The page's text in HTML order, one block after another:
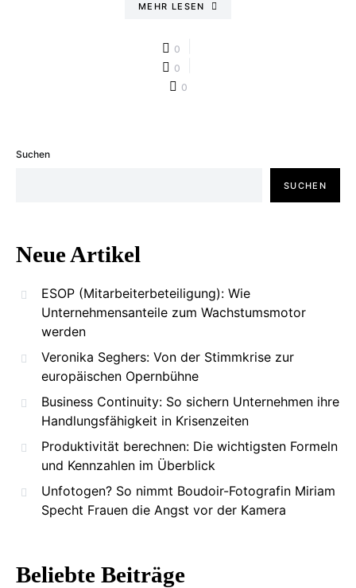
MEHR LESEN
0
0
0
Suchen
SUCHEN
Neue Artikel
ESOP (Mitarbeiterbeteiligung): Wie
Unternehmensanteile zum Wachstumsmotor
werden
Veronika Seghers: Von der Stimmkrise zur
europäischen Opernbühne
Business Continuity: So sichern Unternehmen ihre
Handlungsfähigkeit in Krisenzeiten
Produktivität berechnen: Die wichtigsten Formeln
und Kennzahlen im Überblick
Unfotogen? So nimmt Boudoir-Fotografin Miriam
Specht Frauen die Angst vor der Kamera
Beliebte Beiträge